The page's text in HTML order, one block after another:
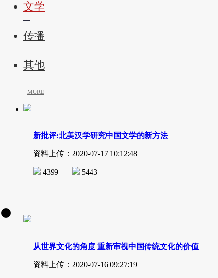
文学
传播
其他
MORE
新批评:北美汉学研究中国文学的新方法
资料上传：2020-07-17 10:12:48
4399 5443
从世界文化的角度 重新审视中国传统文化的价值
资料上传：2020-07-16 09:27:19